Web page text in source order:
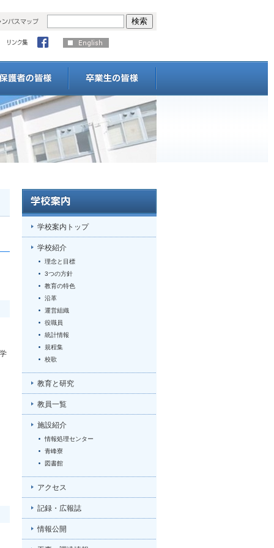
学校案内トップ
学校紹介
理念と目標
3つの方針
教育の特色
沿革
運営組織
役職員
統計情報
規程集
校歌
教育と研究
教員一覧
施設紹介
情報処理センター
青峰寮
図書館
アクセス
記録・広報誌
情報公開